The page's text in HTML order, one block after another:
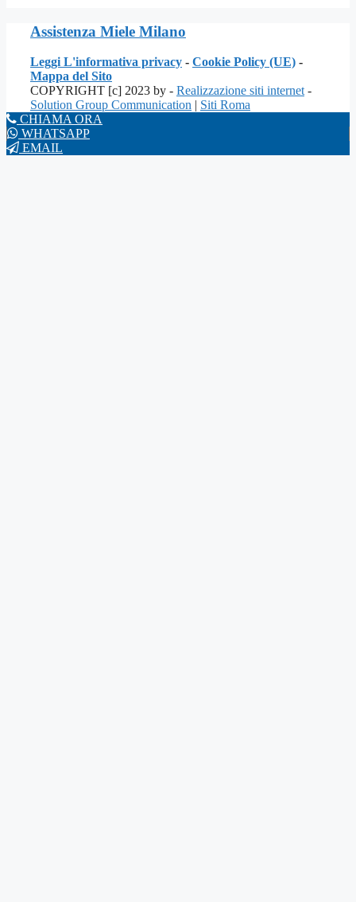
Assistenza Miele Milano
Leggi L'informativa privacy - Cookie Policy (UE) -
Mappa del Sito
COPYRIGHT [c] 2023 by - Realizzazione siti internet -
Solution Group Communication | Siti Roma
CHIAMA ORA
WHATSAPP
EMAIL